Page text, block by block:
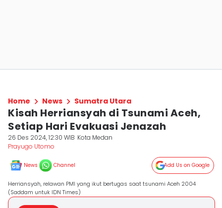
Home News Sumatra Utara
Kisah Herriansyah di Tsunami Aceh,
Setiap Hari Evakuasi Jenazah
26 Des 2024, 12:30 WIB Kota Medan
Prayugo Utomo
News Channel Add Us on Google
Herriansyah, relawan PMI yang ikut bertugas saat tsunami Aceh 2004
(Saddam untuk IDN Times)